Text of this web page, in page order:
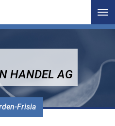
Frisia
HANDEL AG